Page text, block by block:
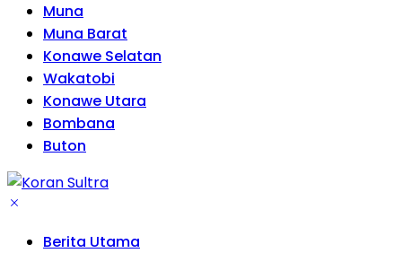
Muna
Muna Barat
Konawe Selatan
Wakatobi
Konawe Utara
Bombana
Buton
Berita Utama